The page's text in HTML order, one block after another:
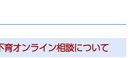
育オンライン相談について